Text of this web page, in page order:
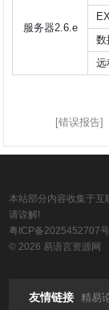
服务器2.6.e
数
远
[错误报告]
本站部分内容收集于互
请谅解!
粤ICP备2025452707
© 2026 易语言资源网
友情链接 精易